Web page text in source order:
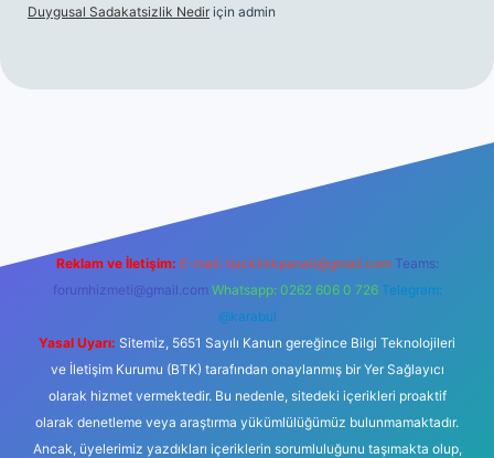
Duygusal Sadakatsizlik Nedir için admin
Reklam ve İletişim: E-mail: backlinkpaneli@gmail.com Teams:
forumhizmeti@gmail.com Whatsapp: 0262 606 0 726 Telegram:
@karabul
Yasal Uyarı: Sitemiz, 5651 Sayılı Kanun gereğince Bilgi Teknolojileri
ve İletişim Kurumu (BTK) tarafından onaylanmış bir Yer Sağlayıcı
olarak hizmet vermektedir. Bu nedenle, sitedeki içerikleri proaktif
olarak denetleme veya araştırma yükümlülüğümüz bulunmamaktadır.
Ancak, üyelerimiz yazdıkları içeriklerin sorumluluğunu taşımakta olup,